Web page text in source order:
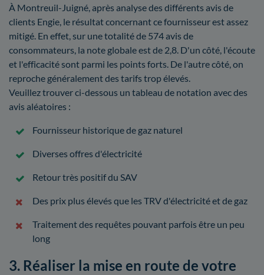
À Montreuil-Juigné, après analyse des différents avis de
clients Engie, le résultat concernant ce fournisseur est assez
mitigé. En effet, sur une totalité de 574 avis de
consommateurs, la note globale est de 2,8. D'un côté, l'écoute
et l'efficacité sont parmi les points forts. De l'autre côté, on
reproche généralement des tarifs trop élevés.
Veuillez trouver ci-dessous un tableau de notation avec des
avis aléatoires :
Fournisseur historique de gaz naturel
Diverses offres d'électricité
Retour très positif du SAV
Des prix plus élevés que les TRV d'électricité et de gaz
Traitement des requêtes pouvant parfois être un peu
long
3. Réaliser la mise en route de votre